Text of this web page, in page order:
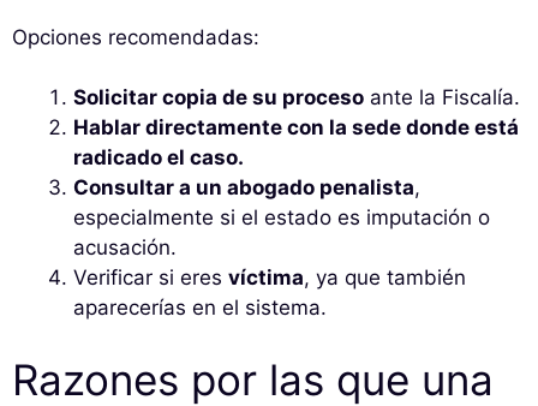
Opciones recomendadas:
Solicitar copia de su proceso ante la Fiscalía.
Hablar directamente con la sede donde está
radicado el caso.
Consultar a un abogado penalista,
especialmente si el estado es imputación o
acusación.
Verificar si eres víctima, ya que también
aparecerías en el sistema.
Razones por las que una